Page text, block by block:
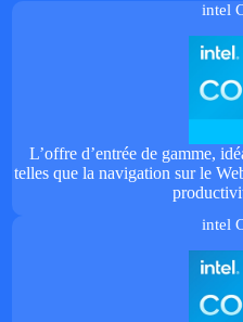
intel
L’offre d’entrée de gamme,
telles que la navigation sur le
intel